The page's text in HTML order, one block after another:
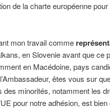
de la charte européenne pour
mon travail comme
en Slovenie avant que ce
en Macédoine, pays
êtes vous sur
des minorités, notamment les
pour notre adhésion, est bien